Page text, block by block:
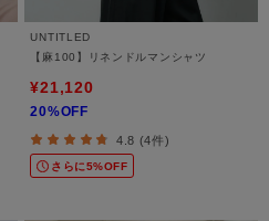
UNTITLED
【麻100】リネンドルマンシャツ
¥21,120
20%OFF
4.8 (4件)
さらに5%OFF